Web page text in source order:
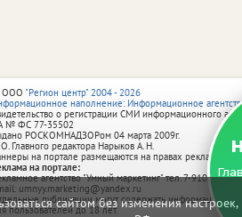
сайтом без изменения настроек,
"Регион центр" 2004 - 2026
наполнение: Информационное
о регистрации СМИ информационного
№ ФС 77‑35502
РОСКОМНАДЗОРом 04 марта 2009г.
Главного редактора Нарыков А. Н.
на портале размещаются на правах рекламы.
на портале:
агентство "Умный маркетинг" тел. 7-910-267-
umnyy.marketing@yandex.ru
публикации могут содержать информацию,
пользователей до 18 лет.